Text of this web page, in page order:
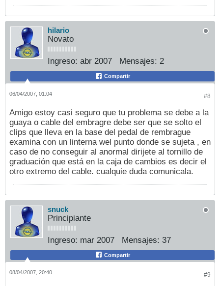
hilario
Novato
Ingreso: abr 2007 Mensajes: 2
Compartir
#8
06/04/2007, 01:04
Amigo estoy casi seguro que tu problema se debe a la
guaya o cable del embragre debe ser que se solto el
clips que lleva en la base del pedal de rembrague
examina con un linterna wel punto donde se sujeta , en
caso de no conseguir al anormal dirijete al tornillo de
graduación que está en la caja de cambios es decir el
otro extremo del cable. cualquie duda comunicala.
snuck
Principiante
Ingreso: mar 2007 Mensajes: 37
Compartir
#9
08/04/2007, 20:40